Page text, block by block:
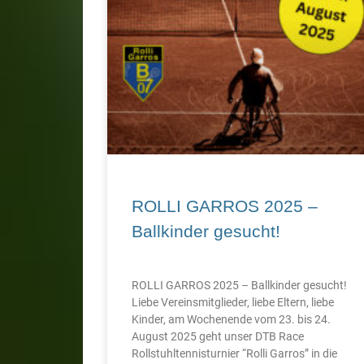
ROLLI GARROS 2025 –
Ballkinder gesucht!
ROLLI GARROS 2025 – Ballkinder gesucht!
Liebe Vereinsmitglieder, liebe Eltern, liebe
Kinder, am Wochenende vom 23. bis 24.
August 2025 geht unser DTB Race
Rollstuhltennisturnier “Rolli Garros” in die